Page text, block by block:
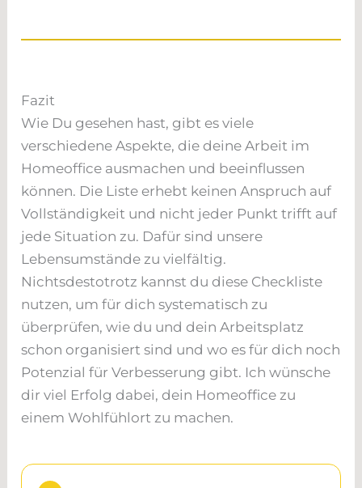
Fazit
Wie Du gesehen hast, gibt es viele
verschiedene Aspekte, die deine Arbeit im
Homeoffice ausmachen und beeinflussen
können. Die Liste erhebt keinen Anspruch auf
Vollständigkeit und nicht jeder Punkt trifft auf
jede Situation zu. Dafür sind unsere
Lebensumstände zu vielfältig.
Nichtsdestotrotz kannst du diese Checkliste
nutzen, um für dich systematisch zu
überprüfen, wie du und dein Arbeitsplatz
schon organisiert sind und wo es für dich noch
Potenzial für Verbesserung gibt. Ich wünsche
dir viel Erfolg dabei, dein Homeoffice zu
einem Wohlfühlort zu machen.